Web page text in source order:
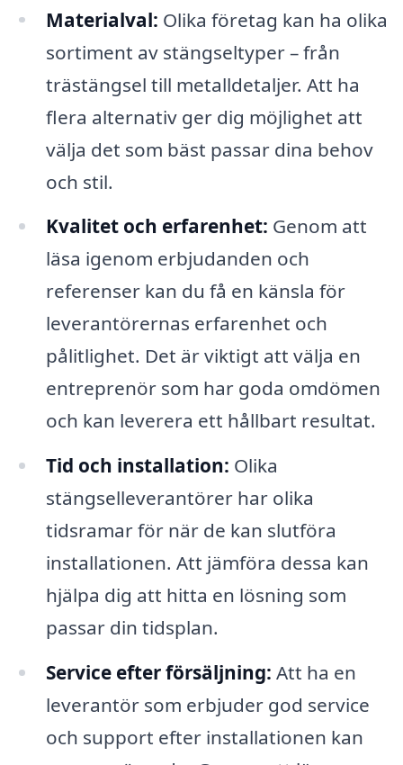
Materialval: Olika företag kan ha olika
sortiment av stängseltyper – från
trästängsel till metalldetaljer. Att ha
flera alternativ ger dig möjlighet att
välja det som bäst passar dina behov
och stil.
Kvalitet och erfarenhet: Genom att
läsa igenom erbjudanden och
referenser kan du få en känsla för
leverantörernas erfarenhet och
pålitlighet. Det är viktigt att välja en
entreprenör som har goda omdömen
och kan leverera ett hållbart resultat.
Tid och installation: Olika
stängselleverantörer har olika
tidsramar för när de kan slutföra
installationen. Att jämföra dessa kan
hjälpa dig att hitta en lösning som
passar din tidsplan.
Service efter försäljning: Att ha en
leverantör som erbjuder god service
och support efter installationen kan